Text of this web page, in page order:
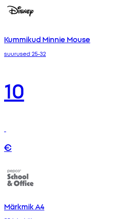
Kummikud Minnie Mouse
suurused 25-32
10
€
Märkmik A4